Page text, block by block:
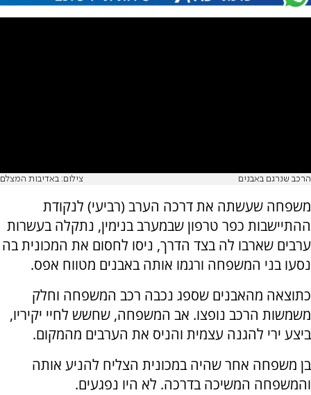
הרכב שנרגם באבנים צילום: באדיבות המצלם
משפחה שעשתה את דרכה הערב (רביעי) לנקודת
ההתיישבות כפר טרפון שבמערב בנימין, נתקלה בעשרות
ערבים שארבו לה בצד הדרך, ניסו לחסום את המכונית בה
נסעו בני המשפחה ורגמו אותה באבנים מטווח אפס.
כתוצאה מהאבנים שספג נכבה רכב המשפחה וחלק
משמשות הרכב נופצו. אב המשפחה, שחשש לחיי יקיריו,
ביצע ירי להגנה עצמית והניס את הערבים מהמקום.
בן משפחה אחר שהיה במכונית הצליח להניע אותה
והמשפחה המשיכה בדרכה. לא היו נפגעים.